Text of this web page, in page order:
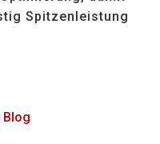
Spitzenleistung
Blog